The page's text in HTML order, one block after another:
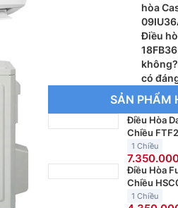
hòa
Điều
có
SẢN PHẨM
Điều Hòa
Chiều
1 Chiều
Điều Hòa
Chiều
1 Chiều